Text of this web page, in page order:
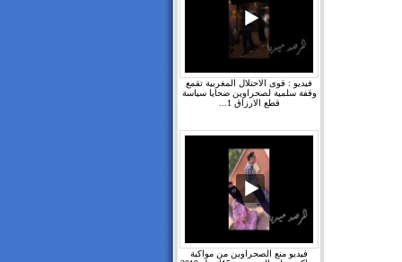
فيديو : قوى الاحتلال المغربية تقمع
وقفة سلمية لصحراوين ضحايا سياسة
قطع الارزاق 1...
فيديو منع الصحراوين من مواكبة